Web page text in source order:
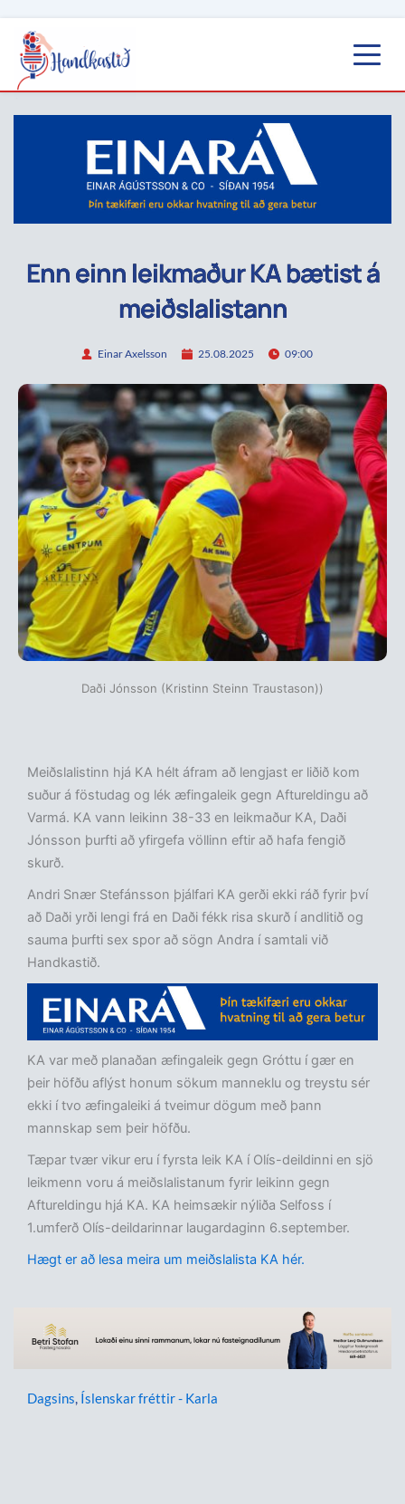
Enn einn leikmaður KA bætist á
meiðslalistann
Einar Axelsson 25.08.2025 09:00
Daði Jónsson (Kristinn Steinn Traustason))
Meiðslalistinn hjá KA hélt áfram að lengjast er liðið kom
suður á föstudag og lék æfingaleik gegn Aftureldingu að
Varmá. KA vann leikinn 38-33 en leikmaður KA, Daði
Jónsson þurfti að yfirgefa völlinn eftir að hafa fengið
skurð.
Andri Snær Stefánsson þjálfari KA gerði ekki ráð fyrir því
að Daði yrði lengi frá en Daði fékk risa skurð í andlitið og
sauma þurfti sex spor að sögn Andra í samtali við
Handkastið.
KA var með planaðan æfingaleik gegn Gróttu í gær en
þeir höfðu aflýst honum sökum manneklu og treystu sér
ekki í tvo æfingaleiki á tveimur dögum með þann
mannskap sem þeir höfðu.
Tæpar tvær vikur eru í fyrsta leik KA í Olís-deildinni en sjö
leikmenn voru á meiðslalistanum fyrir leikinn gegn
Aftureldingu hjá KA. KA heimsækir nýliða Selfoss í
1.umferð Olís-deildarinnar laugardaginn 6.september.
Hægt er að lesa meira um meiðslalista KA hér.
Dagsins, Íslenskar fréttir - Karla